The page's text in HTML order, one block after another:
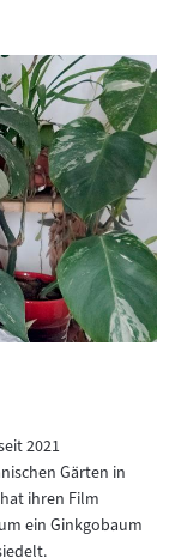
2021
Gärten in
ihren Film
ein Ginkgobaum